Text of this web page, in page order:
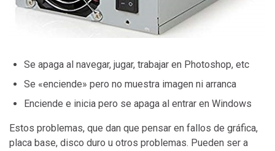
Se apaga al navegar, jugar, trabajar en Photoshop, etc
Se «enciende» pero no muestra imagen ni arranca
Enciende e inicia pero se apaga al entrar en Windows
Estos problemas, que dan que pensar en fallos de gráfica,
placa base, disco duro u otros problemas. Pueden ser a